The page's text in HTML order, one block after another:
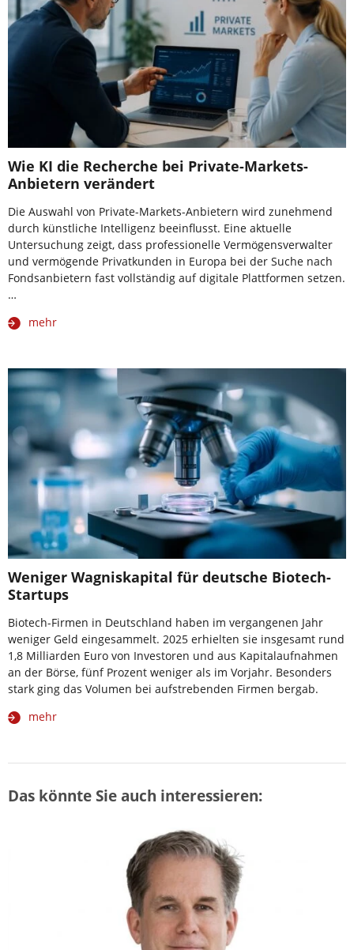
Wie KI die Recherche bei Private-Markets-
Anbietern verändert
Die Auswahl von Private-Markets-Anbietern wird zunehmend
durch künstliche Intelligenz beeinflusst. Eine aktuelle
Untersuchung zeigt, dass professionelle Vermögensverwalter
und vermögende Privatkunden in Europa bei der Suche nach
Fondsanbietern fast vollständig auf digitale Plattformen setzen.
…
mehr
Weniger Wagniskapital für deutsche Biotech-
Startups
Biotech-Firmen in Deutschland haben im vergangenen Jahr
weniger Geld eingesammelt. 2025 erhielten sie insgesamt rund
1,8 Milliarden Euro von Investoren und aus Kapitalaufnahmen
an der Börse, fünf Prozent weniger als im Vorjahr. Besonders
stark ging das Volumen bei aufstrebenden Firmen bergab.
mehr
Das könnte Sie auch interessieren: